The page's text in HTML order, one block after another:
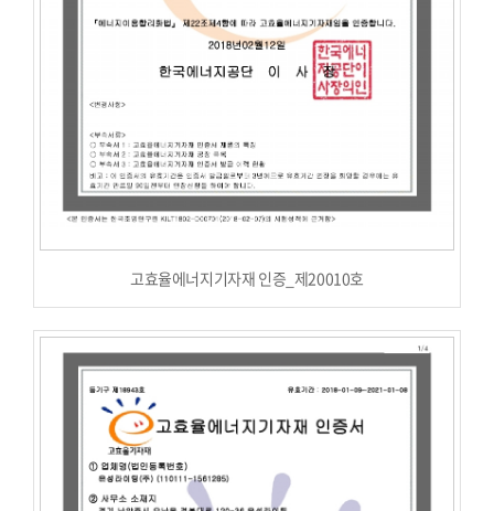
고효율에너지기자재 인증_제20010호